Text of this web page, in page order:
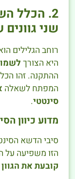
2. הכלל
שני
רוחב הגלילים
היא הצורך
ההתקנה. זהו
המפתח לשאלה
סינטטי.
מדוע כיוון
סיבי הדשא
הזו משפיעה
קובעת את